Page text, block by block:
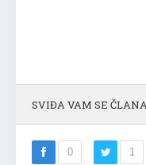
SVIĐA VAM SE
0 1